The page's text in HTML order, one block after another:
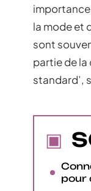
importance
la mode et
sont
partie de la
standard’,
pour